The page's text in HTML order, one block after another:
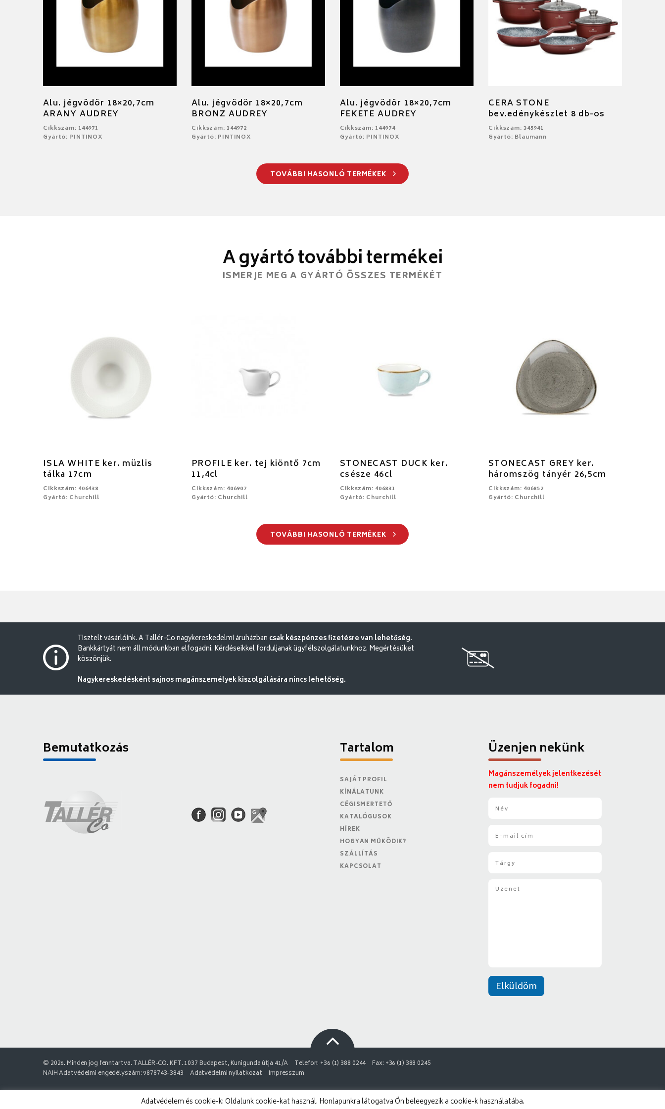
Alu. jégvödör 18×20,7cm
ARANY AUDREY
Cikkszám: 144971
Gyártó: PINTINOX
Alu. jégvödör 18×20,7cm
BRONZ AUDREY
Cikkszám: 144972
Gyártó: PINTINOX
Alu. jégvödör 18×20,7cm
FEKETE AUDREY
Cikkszám: 144974
Gyártó: PINTINOX
CERA STONE
bev.edénykészlet 8 db-os
Cikkszám: 345941
Gyártó: Blaumann
TOVÁBBI HASONLÓ TERMÉKEK
A gyártó további termékei
ISMERJE MEG A GYÁRTÓ ÖSSZES TERMÉKÉT
ISLA WHITE ker. müzlis
tálka 17cm
Cikkszám: 406438
Gyártó: Churchill
PROFILE ker. tej kiöntő 7cm
11,4cl
Cikkszám: 406907
Gyártó: Churchill
STONECAST DUCK ker.
csésze 46cl
Cikkszám: 406831
Gyártó: Churchill
STONECAST GREY ker.
háromszög tányér 26,5cm
Cikkszám: 406852
Gyártó: Churchill
TOVÁBBI HASONLÓ TERMÉKEK
Tisztelt vásárlóink. A Tallér-Co nagykereskedelmi áruházban csak készpénzes fizetésre van lehetőség.
Bankkártyát nem áll módunkban elfogadni. Kérdéseikkel forduljanak ügyfélszolgálatunkhoz. Megértésüket
köszönjük.
Nagykereskedésként sajnos magánszemélyek kiszolgálására nincs lehetőség.
Bemutatkozás Tartalom
SAJÁT PROFIL
KÍNÁLATUNK
CÉGISMERTETŐ
KATALÓGUSOK
HÍREK
HOGYAN MŰKÖDIK?
SZÁLLÍTÁS
KAPCSOLAT
Üzenjen nekünk
Magánszemélyek jelentkezését
nem tudjuk fogadni!
Elküldöm
© 2026. Minden jog fenntartva. TALLÉR-CO. KFT. 1037 Budapest, Kunigunda útja 41/A Telefon: +36 (1) 388 0244
Fax: +36 (1) 388 0245
NAIH Adatvédelmi engedélyszám: 9878743-3843
Adatvédelmi nyilatkozat Impresszum
Adatvédelem és cookie-k: Oldalunk cookie-kat használ. Honlapunkra látogatva Ön beleegyezik a cookie-k használatába.